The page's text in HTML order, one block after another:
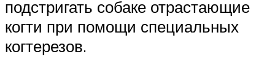
подстригать собаке отрастающие
когти при помощи специальных
когтерезов.